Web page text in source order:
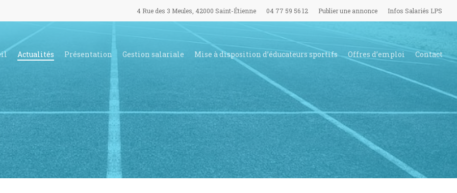
4 Rue des 3 Meules, 42000 Saint-Étienne 04 77 59 56 12 Publier une annonce Infos Salariés LPS
Actualités Présentation Gestion salariale Mise à disposition d’éducateurs sportifs Offres d’emploi Contact